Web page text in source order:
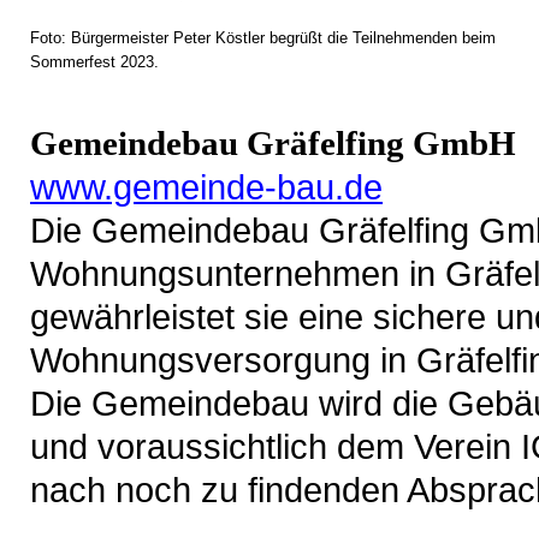
Foto: Bürgermeister Peter Köstler begrüßt die Teilnehmenden beim
Sommerfest 2023.
Gemeindebau Gräfelfing GmbH
www.gemeinde-bau.de
Die Gemeindebau Gräfelfing
Wohnungsunternehmen in
gewährleistet sie eine sichere
Wohnungsversorgung in
Die Gemeindebau wird die
und voraussichtlich dem Verein
nach noch zu findenden